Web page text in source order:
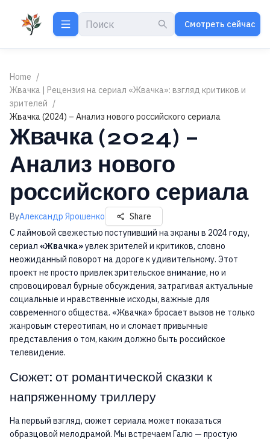
Смотреть сейчас
Home /
Жвачка | Рецензия на сериал «Жвачка»: взгляд критиков и
зрителей /
Жвачка (2024) – Анализ нового российского сериала
Жвачка (2024) –
Анализ нового
российского сериала
ByАлександр Ярошенко
Share
С лаймовой свежестью поступивший на экраны в 2024 году,
сериал «Жвачка»увлек зрителей и критиков, словно
неожиданный поворот на дороге к удивительному. Этот
проект не просто привлек зрительское внимание, но и
спровоцировал бурные обсуждения, затрагивая актуальные
социальные и нравственные исходы, важные для
современного общества. «Жвачка» бросает вызов не только
жанровым стереотипам, но и сломает привычные
представления о том, каким должно быть российское
телевидение.
Сюжет: от романтической сказки к
напряженному триллеру
На первый взгляд, сюжет сериала может показаться
образцовой мелодрамой. Мы встречаем Галю — простую